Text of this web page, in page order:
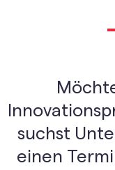
suchst
einen